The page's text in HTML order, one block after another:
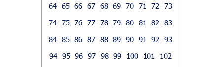
64 65 66 67 68 69 70 71 72
73
74 75 76 77 78 79 80 81 82
83
84 85 86 87 88 89 90 91 92
93
94 95 96 97 98 99 100 101
102